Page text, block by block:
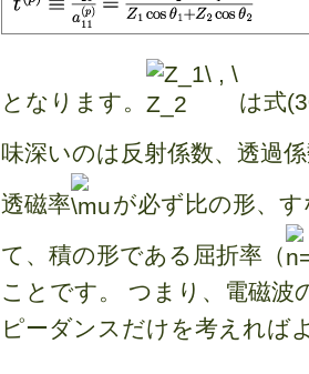
となります。
は式
味深いのは反射係数、透過
透磁率
が必ず比の形、
て、積の形である屈折率（
ことです。 つまり、電磁波
ピーダンスだけを考えれば